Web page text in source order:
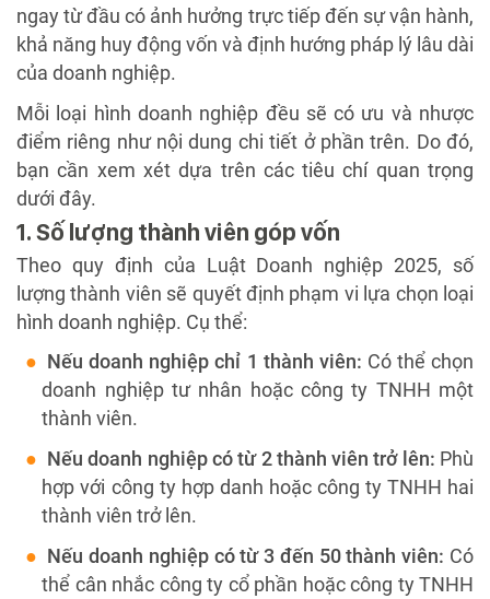
ngay từ đầu có ảnh hưởng trực tiếp đến sự vận hành,
khả năng huy động vốn và định hướng pháp lý lâu dài
của doanh nghiệp.
Mỗi loại hình doanh nghiệp đều sẽ có ưu và nhược
điểm riêng như nội dung chi tiết ở phần trên. Do đó,
bạn cần xem xét dựa trên các tiêu chí quan trọng
dưới đây.
1. Số lượng thành viên góp vốn
Theo quy định của Luật Doanh nghiệp 2025, số
lượng thành viên sẽ quyết định phạm vi lựa chọn loại
hình doanh nghiệp. Cụ thể:
Nếu doanh nghiệp chỉ 1 thành viên: Có thể chọn
doanh nghiệp tư nhân hoặc công ty TNHH một
thành viên.
Nếu doanh nghiệp có từ 2 thành viên trở lên: Phù
hợp với công ty hợp danh hoặc công ty TNHH hai
thành viên trở lên.
Nếu doanh nghiệp có từ 3 đến 50 thành viên: Có
thể cân nhắc công ty cổ phần hoặc công ty TNHH